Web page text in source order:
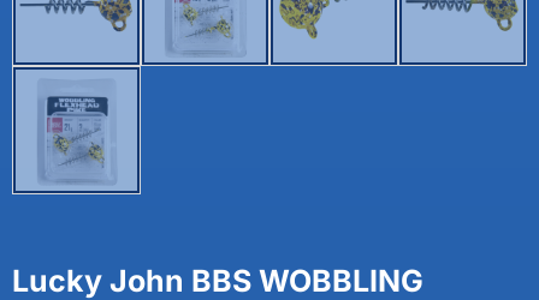
Lucky John BBS WOBBLING